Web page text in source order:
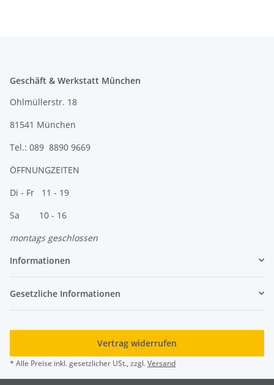
Geschäft & Werkstatt München
Ohlmüllerstr. 18
81541 München
Tel.: 089 8890 9669
ÖFFNUNGZEITEN
Di - Fr 11 - 19
Sa 10 - 16
montags geschlossen
Informationen
Gesetzliche Informationen
Vertrag widerrufen
* Alle Preise inkl. gesetzlicher USt., zzgl.Versand